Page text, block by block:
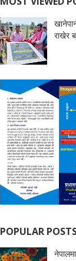
राखेर
POPULAR